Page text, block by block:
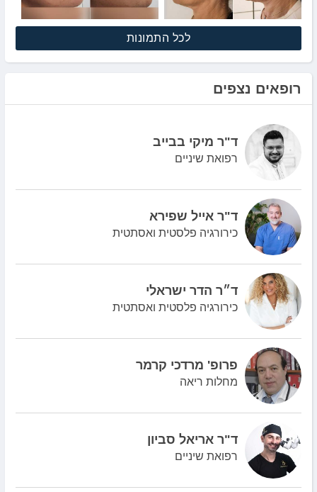
לכל התמונות
רופאים נצפים
ד"ר מיקי בבייב
רפואת שיניים
ד"ר אייל שפירא
כירורגיה פלסטית ואסתטית
ד״ר הדר ישראלי
כירורגיה פלסטית ואסתטית
פרופ' מרדכי קרמר
מחלות ריאה
ד"ר אריאל סביון
רפואת שיניים